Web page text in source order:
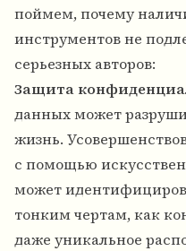
поймем, почему
инструментов не
серьезных авторов:
Защита
данных может
жизнь.
с помощью
может
тонким чертам, как
даже уникальное